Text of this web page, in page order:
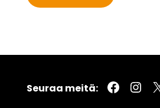
Seuraa meitä: X